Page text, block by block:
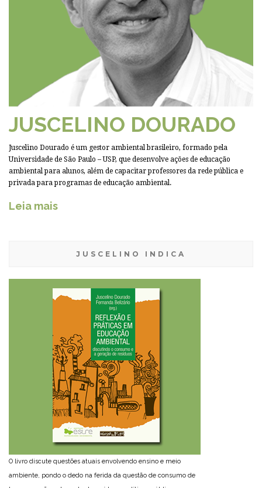
JUSCELINO DOURADO
Juscelino Dourado é um gestor ambiental brasileiro, formado pela
Universidade de São Paulo – USP, que desenvolve ações de educação
ambiental para alunos, além de capacitar professores da rede pública e
privada para programas de educação ambiental.
Leia mais
JUSCELINO INDICA
O livro discute questões atuais envolvendo ensino e meio
ambiente, pondo o dedo na ferida da questão de consumo de